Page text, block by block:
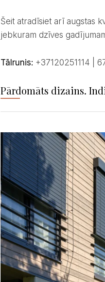
Šeit atradīsiet arī augstas kvalitātes mājas tekstilu, elegantus traukus un rūpīgi atlasītas dāvanas
jebkuram dzīves
Tālrunis: +37120251114 |
Pārdomāts dizains.